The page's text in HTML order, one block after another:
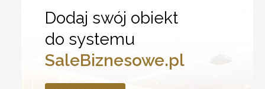
Dodaj swój obiekt
do systemu
SaleBiznesowe.pl